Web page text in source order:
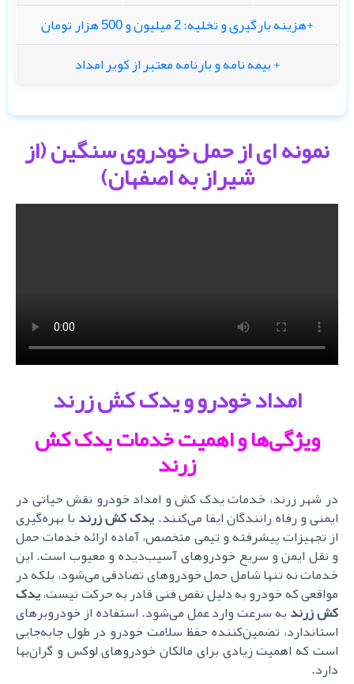
+هزینه بارگیری و تخلیه: 2 میلیون و 500 هزار تومان
+ بیمه نامه و بارنامه معتبر از کویر امداد
نمونه ای از حمل خودروی سنگین (از
شیراز به اصفهان)
امداد خودرو ویدک کش زرند
ویژگی‌ها و اهمیت خدماتیدک کش
زرند
در شهر زرند، خدمات یدک کش و امداد خودرو نقش حیاتی در
ایمنی و رفاه رانندگان ایفا می‌کنند.یدک کش زرندبا بهره‌گیری
از تجهیزات پیشرفته و تیمی متخصص، آماده ارائه خدمات حمل
و نقل ایمن و سریع خودروهای آسیب‌دیده و معیوب است. این
خدمات نه تنها شامل حمل خودروهای تصادفی می‌شود، بلکه در
مواقعی که خودرو به دلیل نقص فنی قادر به حرکت نیست،یدک
کش زرندبه سرعت وارد عمل می‌شود. استفاده از خودروبرهای
استاندارد، تضمین‌کننده حفظ سلامت خودرو در طول جابه‌جایی
است که اهمیت زیادی برای مالکان خودروهای لوکس و گران‌بها
دارد.